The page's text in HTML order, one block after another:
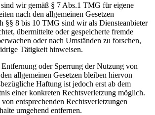
wir gemäß § 7 Abs.1 TMG für eigene
nach den allgemeinen Gesetzen
§§ 8 bis 10 TMG sind wir als Diensteanbieter
übermittelte oder gespeicherte fremde
oder nach Umständen zu forschen,
Tätigkeit hinweisen.
oder Sperrung der Nutzung von
allgemeinen Gesetzen bleiben hiervon
Haftung ist jedoch erst ab dem
einer konkreten Rechtsverletzung möglich.
entsprechenden Rechtsverletzungen
umgehend entfernen.